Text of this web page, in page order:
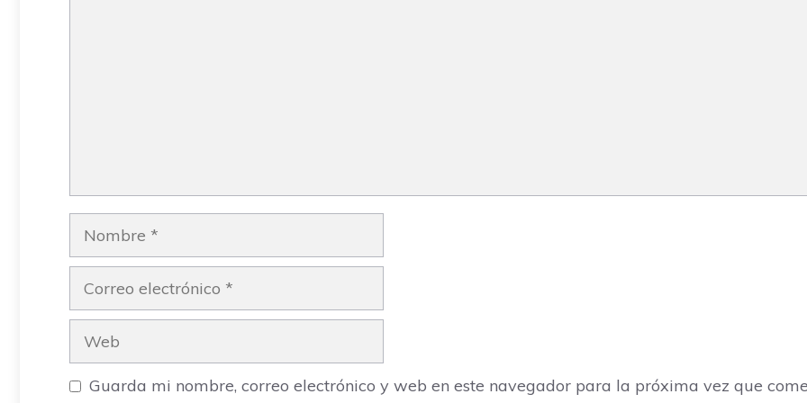
Nombre
Correo
electrónico
Web
Guarda mi nombre, correo electrónico y web en este navegador para la próxima vez que